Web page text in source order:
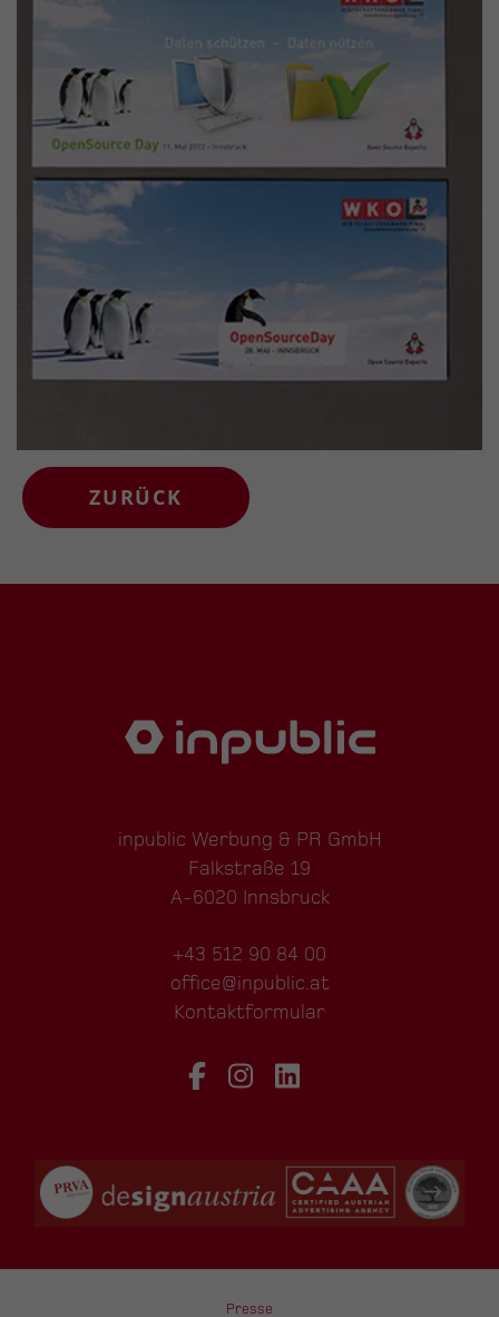
ZURÜCK
inpublic Werbung & PR GmbH
Falkstraße 19
A-6020 Innsbruck
+43 512 90 84 00
office@inpublic.at
Kontaktformular
Presse